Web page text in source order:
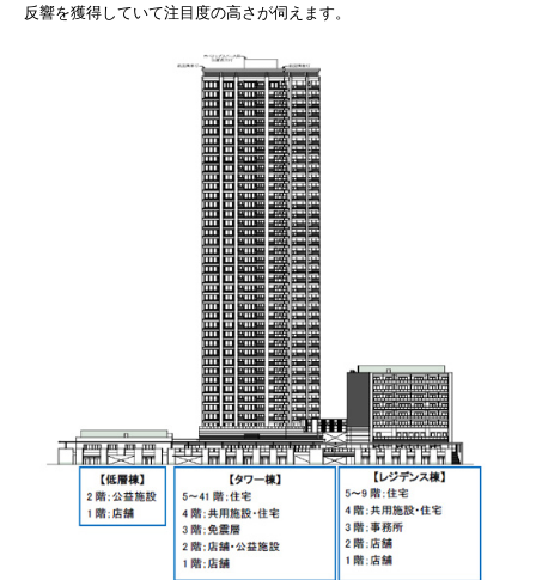
反響を獲得していて注目度の高さが伺えます。